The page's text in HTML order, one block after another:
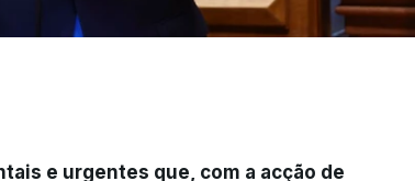
e urgentes que, com a acção de